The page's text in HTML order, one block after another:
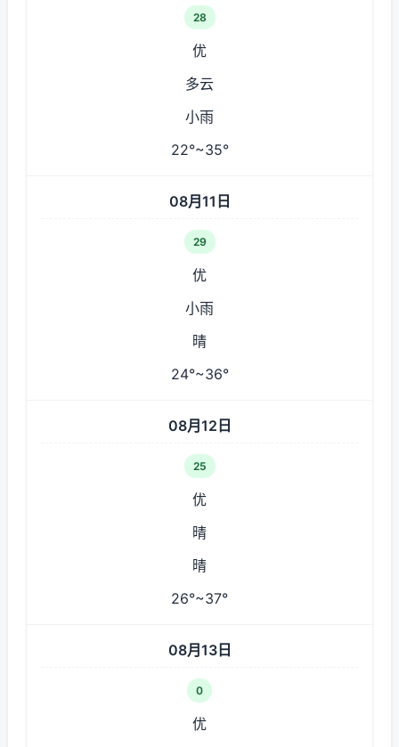
28
优
多云
小雨
22°~35°
08月11日
29
优
小雨
晴
24°~36°
08月12日
25
优
晴
晴
26°~37°
08月13日
0
优